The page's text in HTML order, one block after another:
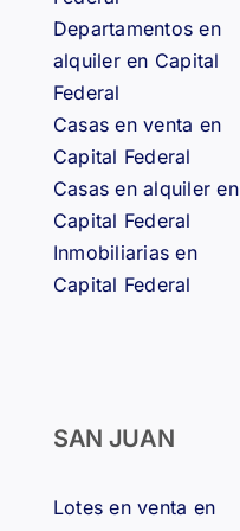
Departamentos en
alquiler en Capital
Federal
Casas en venta en
Capital Federal
Casas en alquiler en
Capital Federal
Inmobiliarias en
Capital Federal
SAN JUAN
Lotes en venta en